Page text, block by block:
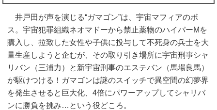
井戸田が声を演じる“ガマゴン”は、宇宙マフィアのボ
ス。宇宙犯罪組織ネオマドーから禁止薬物のハイパーMを
購入し、拉致した女性や子供に投与して不死身の兵士を大
量生産しようと企むが、その取り引き場所に宇宙刑事シャ
リバン（三浦力）と新宇宙刑事のエステバン（馬場良馬）
が駆けつける！ガマゴンは謎のスイッチで異空間の幻夢界
を発生させると巨大化、4倍にパワーアップしてシャリバ
ンに勝負を挑み…という役どころ。